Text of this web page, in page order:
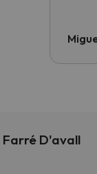
D'avall